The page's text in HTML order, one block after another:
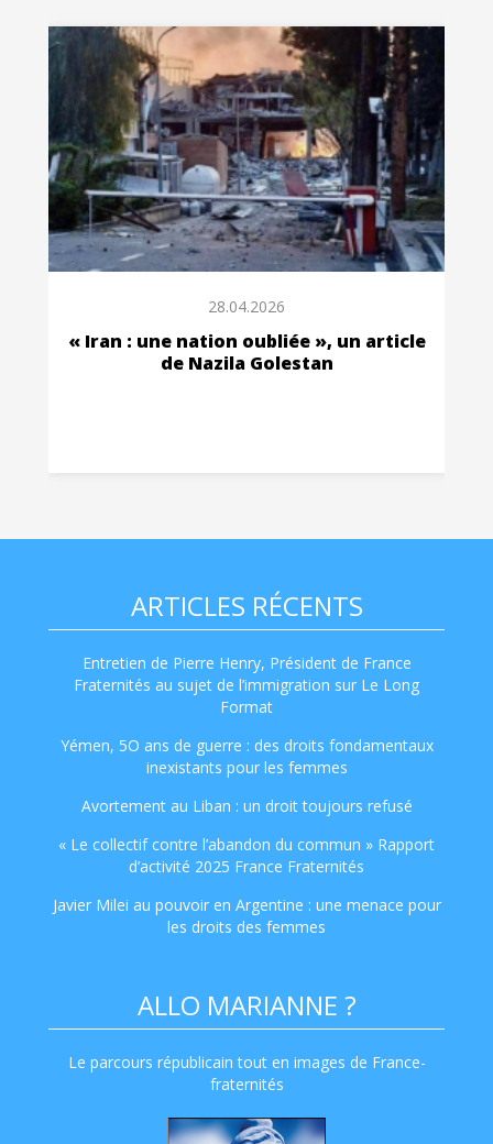
28.04.2026
« Iran : une nation oubliée », un article
de Nazila Golestan
ARTICLES RÉCENTS
Entretien de Pierre Henry, Président de France
Fraternités au sujet de l’immigration sur Le Long
Format
Yémen, 5O ans de guerre : des droits fondamentaux
inexistants pour les femmes
Avortement au Liban : un droit toujours refusé
« Le collectif contre l’abandon du commun » Rapport
d’activité 2025 France Fraternités
Javier Milei au pouvoir en Argentine : une menace pour
les droits des femmes
ALLO MARIANNE ?
Le parcours républicain tout en images de France-
fraternités